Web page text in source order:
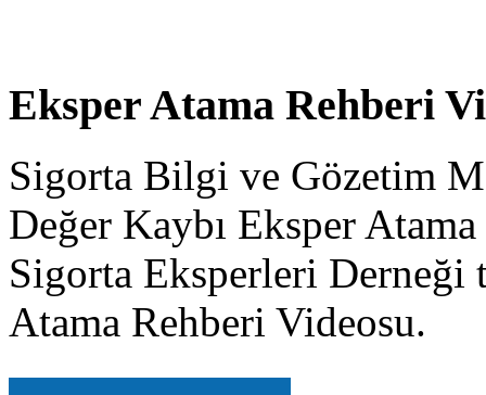
Eksper Atama Rehberi
Sigorta Bilgi ve Gözetim
Değer Kaybı Eksper
Sigorta Eksperleri Derneği
Atama Rehberi Videosu.